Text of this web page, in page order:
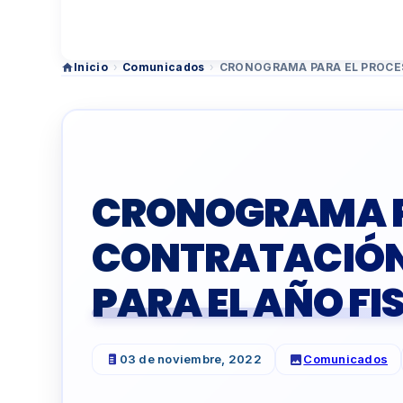
Inicio › Comunicados › CRONOGRAMA PARA EL
CRONOGRAMA
PARA EL AÑO
03 de noviembre, 2022 Comunicados